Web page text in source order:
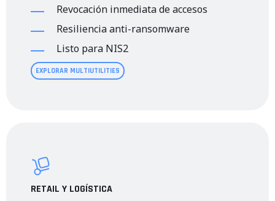
Revocación inmediata de accesos
Resiliencia anti-ransomware
Listo para NIS2
EXPLORAR MULTIUTILITIES
RETAIL Y LOGÍSTICA